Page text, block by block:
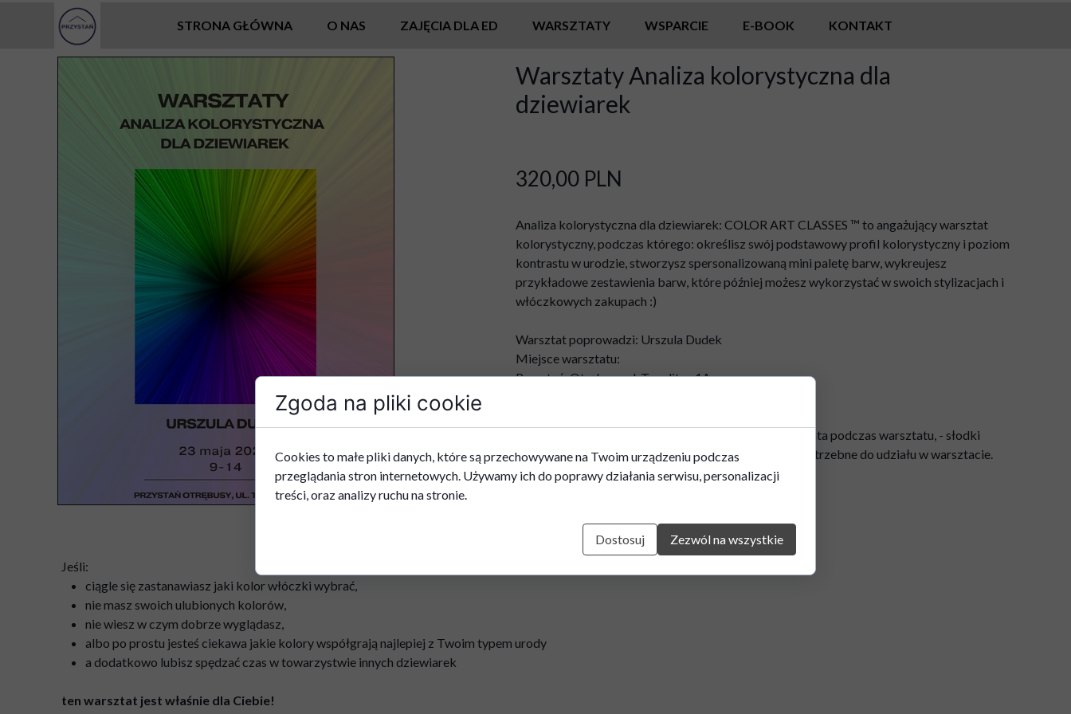
STRONA GŁÓWNA O NAS ZAJĘCIA DLA ED WARSZTATY WSPARCIE E-BOOK KONTAKT
Analiza kolorystyczna dla dziewiarek: COLOR ART CLASSES ™ to angażujący warsztat
kolorystyczny, podczas którego: określisz swój podstawowy profil kolorystyczny i poziom
kontrastu w urodzie, stworzysz spersonalizowaną mini paletę barw, wykreujesz
przykładowe zestawienia barw, które później możesz wykorzystać w swoich stylizacjach i
włóczkowych zakupach :)
Warsztat poprowadzi: Urszula Dudek
Miejsce warsztatu:
Przystań, Otrębusy, ul. Toeplitza 1A
W cenę wliczone są: - 5 godzin warsztatu, - kawa, herbata podczas warsztatu, - słodki
deser dla każdego uczestnika, - wszystkie materiały potrzebne do udziału w warsztacie.
320,00 PLN
Warsztaty Analiza kolorystyczna dla
dziewiarek
Jeśli:
ciągle się zastanawiasz jaki kolor włóczki wybrać,
nie masz swoich ulubionych kolorów,
nie wiesz w czym dobrze wyglądasz,
albo po prostu jesteś ciekawa jakie kolory współgrają najlepiej z Twoim typem urody
a dodatkowo lubisz spędzać czas w towarzystwie innych dziewiarek
ten warsztat jest właśnie dla Ciebie!
Zgoda na pliki cookie
Cookies to małe pliki danych, które są przechowywane na Twoim urządzeniu podczas
przeglądania stron internetowych. Używamy ich do poprawy działania serwisu, personalizacji
treści, oraz analizy ruchu na stronie.
Dostosuj Zezwól na wszystkie